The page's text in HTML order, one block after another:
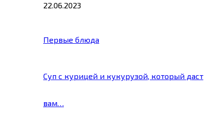
22.06.2023
Первые блюда
Суп с курицей и кукурузой, который даст
вам…